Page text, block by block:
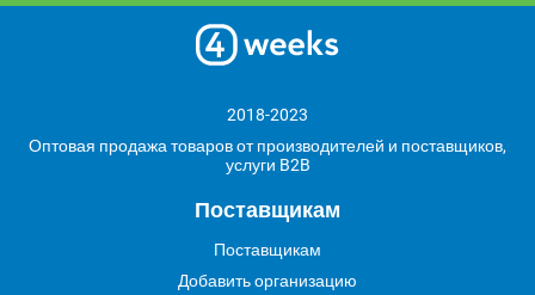
2018-2023
Оптовая продажа товаров от производителей и поставщиков,
услуги B2B
Поставщикам
Поставщикам
Добавить организацию